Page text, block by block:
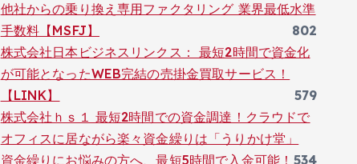
他社からの乗り換え専用ファクタリング 業界最低水準
手数料【MSFJ】
802
株式会社日本ビジネスリンクス： 最短2時間で資金化
が可能となったWEB完結の売掛金買取サービス！
【LINK】
579
株式会社ｈｓ１ 最短2時間での資金調達！クラウドで
オフィスに居ながら楽々資金繰りは「うりかけ堂」
534
資金繰りにお悩みの方へ、最短5時間で入金可能！